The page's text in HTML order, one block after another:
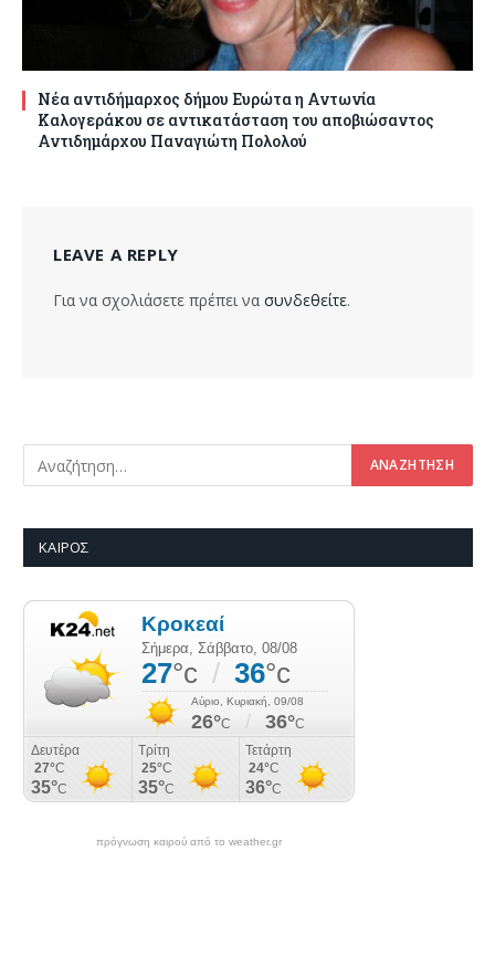
Νέα αντιδήμαρχος δήμου Ευρώτα η Αντωνία
Καλογεράκου σε αντικατάσταση του αποβιώσαντος
Αντιδημάρχου Παναγιώτη Πολολού
LEAVE A REPLY
Για να σχολιάσετε πρέπει να συνδεθείτε.
ΚΑΙΡΌΣ
πρόγνωση καιρού από το weather.gr